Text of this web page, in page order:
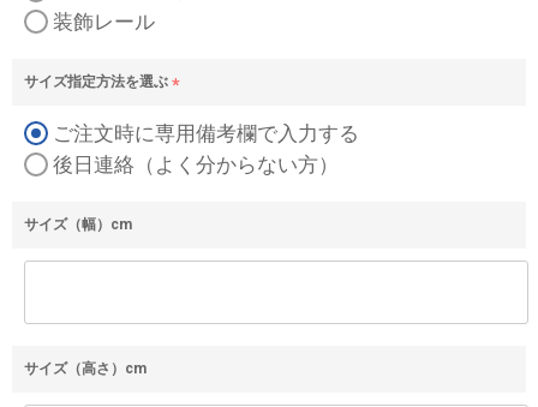
装飾レール
サイズ指定方法を選ぶ
必
須
ご注文時に専用備考欄で入力する
後日連絡（よく分からない方）
サイズ（幅）cm
サイズ（高さ）cm